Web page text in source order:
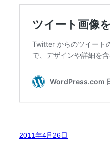
2011年4月26日